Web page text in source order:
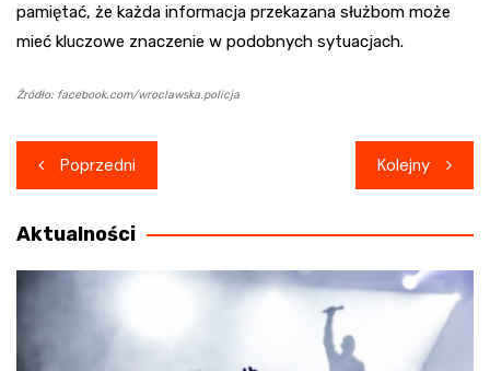
pamiętać, że każda informacja przekazana służbom może
mieć kluczowe znaczenie w podobnych sytuacjach.
Źródło: facebook.com/wroclawska.policja
Nawigacja
wpisu
Poprzedni Kolejny
Aktualności